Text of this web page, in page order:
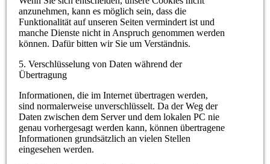
anzunehmen, kann es möglich sein, dass die
Funktionalität auf unseren Seiten vermindert ist und
manche Dienste nicht in Anspruch genommen werden
können. Dafür bitten wir Sie um Verständnis.
5. Verschlüsselung von Daten während der
Übertragung
Informationen, die im Internet übertragen werden,
sind normalerweise unverschlüsselt. Da der Weg der
Daten zwischen dem Server und dem lokalen PC nie
genau vorhergesagt werden kann, können übertragene
Informationen grundsätzlich an vielen Stellen
eingesehen werden.